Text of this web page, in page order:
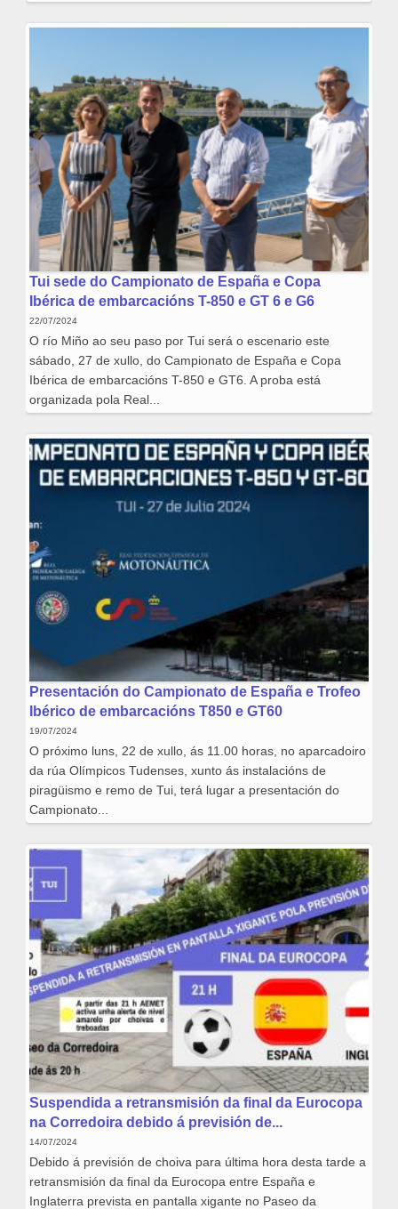
Tui sede do Campionato de España e Copa
Ibérica de embarcacións T-850 e GT 6 e G6
22/07/2024
O río Miño ao seu paso por Tui será o escenario este
sábado, 27 de xullo, do Campionato de España e Copa
Ibérica de embarcacións T-850 e GT6. A proba está
organizada pola Real...
Presentación do Campionato de España e Trofeo
Ibérico de embarcacións T850 e GT60
19/07/2024
O próximo luns, 22 de xullo, ás 11.00 horas, no aparcadoiro
da rúa Olímpicos Tudenses, xunto ás instalacións de
piragüismo e remo de Tui, terá lugar a presentación do
Campionato...
Suspendida a retransmisión da final da Eurocopa
na Corredoira debido á previsión de...
14/07/2024
Debido á previsión de choiva para última hora desta tarde a
retransmisión da final da Eurocopa entre España e
Inglaterra prevista en pantalla xigante no Paseo da